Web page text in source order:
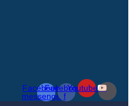
Facebook-
messenger
Facebook-
f
Youtube